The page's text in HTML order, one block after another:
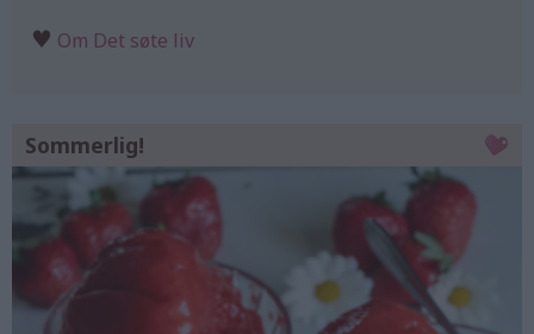
♥ Om Det søte liv
Sommerlig!